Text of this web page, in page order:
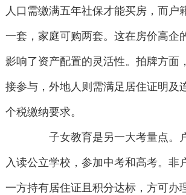
人口需缴满五年社保才能买房，而户
一套，家庭可购两套。这在房价高企
影响了资产配置的灵活性。拍牌方面
接参与，外地人则需满足居住证明及
个税缴纳要求。
子女教育是另一大考量点。
入读公立学校，参加中考和高考。非
一方持有居住证且积分达标，方可办